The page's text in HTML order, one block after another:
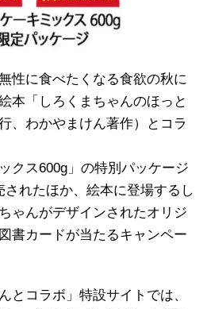
性に食べたくなる食欲の秋に
本「しろくまちゃんのほっと
、わかやまけん著作）とコラ
クス600g」の特別パッケージ
れたほか、絵本に登場するし
ゃんがデザインされたオリジ
書カードが当たるキャンペー
とコラボ」特設サイトでは、